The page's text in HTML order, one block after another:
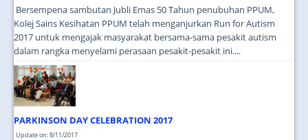
Bersempena sambutan Jubli Emas 50 Tahun penubuhan PPUM,
Kolej Sains Kesihatan PPUM telah menganjurkan Run for Autism
2017 untuk mengajak masyarakat bersama-sama pesakit autism
dalam rangka menyelami perasaan pesakit-pesakit ini....
PARKINSON DAY CELEBRATION 2017
Update on: 8/11/2017